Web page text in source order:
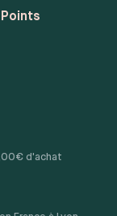
Points
d'achat